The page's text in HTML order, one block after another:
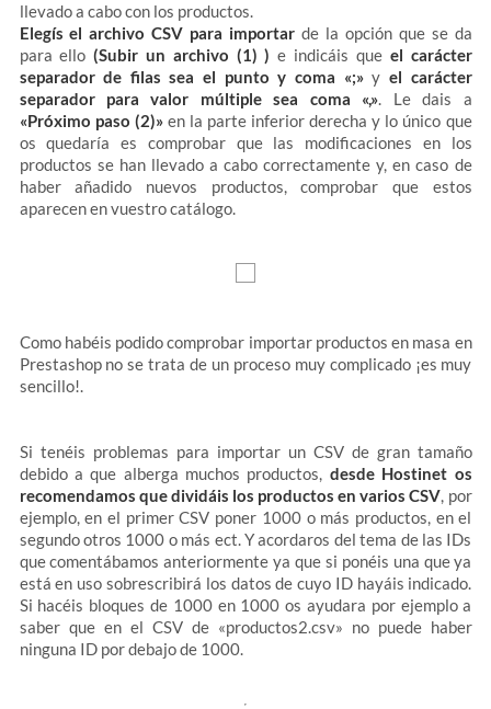
llevado a cabo con los productos.
Elegís el archivo CSV para importar de la opción que se da
para ello (Subir un archivo (1) ) e indicáis que el carácter
separador de filas sea el punto y coma «;»y el carácter
separador para valor múltiple sea coma «,». Le dais a
«Próximo paso (2)»en la parte inferior derecha y lo único que
os quedaría es comprobar que las modificaciones en los
productos se han llevado a cabo correctamente y, en caso de
haber añadido nuevos productos, comprobar que estos
aparecen en vuestro catálogo.
Como habéis podido comprobar importar productos en masa en
Prestashop no se trata de un proceso muy complicado ¡es muy
sencillo!.
Si tenéis problemas para importar un CSV de gran tamaño
debido a que alberga muchos productos, desde Hostinet os
recomendamos que dividáis los productos en varios CSV, por
ejemplo, en el primer CSV poner 1000 o más productos, en el
segundo otros 1000 o más ect. Y acordaros del tema de las IDs
que comentábamos anteriormente ya que si ponéis una que ya
está en uso sobrescribirá los datos de cuyo ID hayáis indicado.
Si hacéis bloques de 1000 en 1000 os ayudara por ejemplo a
saber que en el CSV de «productos2.csv» no puede haber
ninguna ID por debajo de 1000.